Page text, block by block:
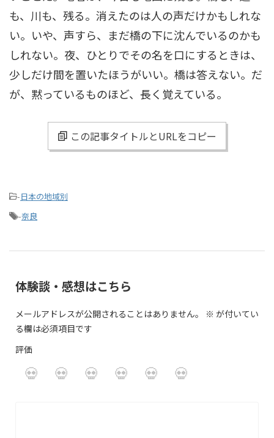
も、川も、残る。消えたのは人の声だけかもしれな
い。いや、声すら、まだ橋の下に沈んでいるのかも
しれない。夜、ひとりでその名を口にするときは、
少しだけ間を置いたほうがいい。橋は答えない。だ
が、黙っているものほど、長く覚えている。
この記事タイトルとURLをコピー
-日本の地域別
-奈良
体験談・感想はこちら
メールアドレスが公開されることはありません。 ※ が付いてい
る欄は必須項目です
評価